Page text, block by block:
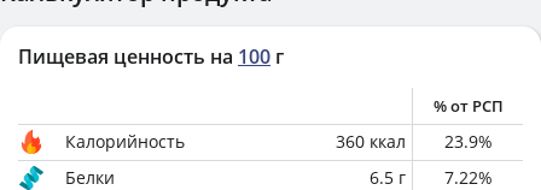
Пищевая ценность на 100 г
% от РСП
Калорийность 360 ккал 23.9%
Белки
6.5 г 7.22%